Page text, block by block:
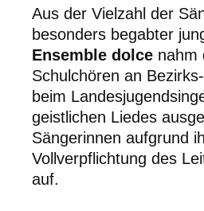
Aus der Vielzahl der
besonders begabter
Ensemble dolce nahm
Schulchören an
beim
geistlichen Liedes
Sängerinnen aufgrund
Vollverpflichtung des
auf.